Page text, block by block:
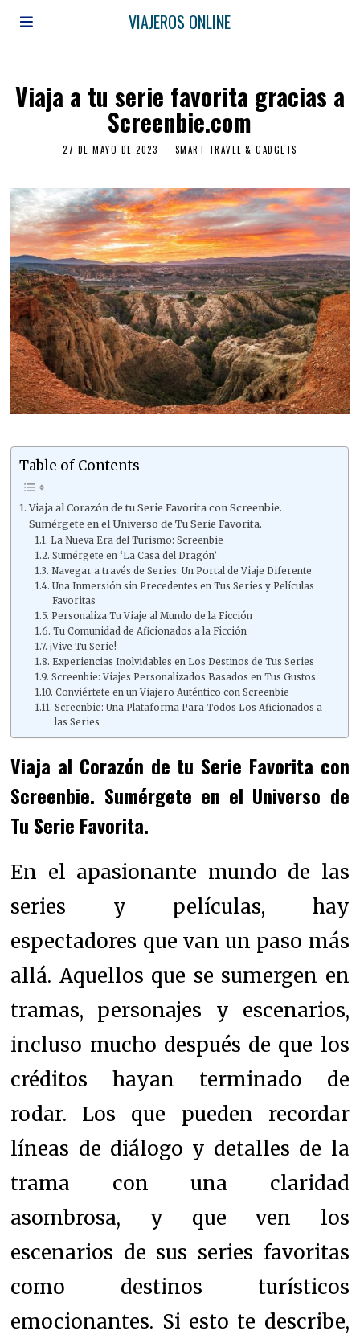
VIAJEROS ONLINE
Viaja a tu serie favorita gracias a
Screenbie.com
27 DE MAYO DE 2023 SMART TRAVEL & GADGETS
Table of Contents
Viaja al Corazón de tu Serie Favorita con Screenbie.
Sumérgete en el Universo de Tu Serie Favorita.
La Nueva Era del Turismo: Screenbie
Sumérgete en ‘La Casa del Dragón’
Navegar a través de Series: Un Portal de Viaje Diferente
Una Inmersión sin Precedentes en Tus Series y Películas
Favoritas
Personaliza Tu Viaje al Mundo de la Ficción
Tu Comunidad de Aficionados a la Ficción
¡Vive Tu Serie!
Experiencias Inolvidables en Los Destinos de Tus Series
Screenbie: Viajes Personalizados Basados en Tus Gustos
Conviértete en un Viajero Auténtico con Screenbie
Screenbie: Una Plataforma Para Todos Los Aficionados a
las Series
Viaja al Corazón de tu Serie Favorita con
Screenbie. Sumérgete en el Universo de
Tu Serie Favorita.
En el apasionante mundo de las
series y películas, hay
espectadores que van un paso más
allá. Aquellos que se sumergen en
tramas, personajes y escenarios,
incluso mucho después de que los
créditos hayan terminado de
rodar. Los que pueden recordar
líneas de diálogo y detalles de la
trama con una claridad
asombrosa, y que ven los
escenarios de sus series favoritas
como destinos turísticos
emocionantes. Si esto te describe,